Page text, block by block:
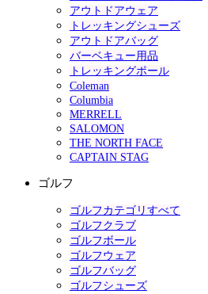
アウトドアウェア
トレッキングシューズ
アウトドアバッグ
バーベキュー用品
トレッキングポール
Coleman
Columbia
MERRELL
SALOMON
THE NORTH FACE
CAPTAIN STAG
ゴルフ
ゴルフカテゴリすべて
ゴルフクラブ
ゴルフボール
ゴルフウェア
ゴルフバッグ
ゴルフシューズ